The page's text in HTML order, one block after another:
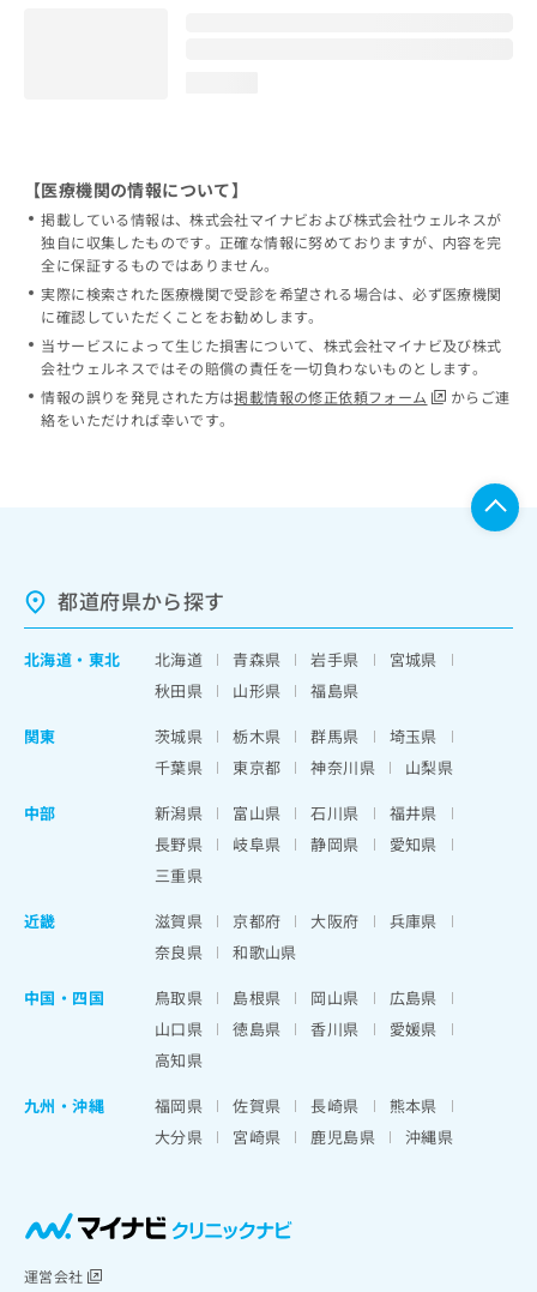
【医療機関の情報について】
掲載している情報は、株式会社マイナビおよび株式会社ウェルネスが
独自に収集したものです。正確な情報に努めておりますが、内容を完
全に保証するものではありません。
実際に検索された医療機関で受診を希望される場合は、必ず医療機関
に確認していただくことをお勧めします。
当サービスによって生じた損害について、株式会社マイナビ及び株式
会社ウェルネスではその賠償の責任を一切負わないものとします。
情報の誤りを発見された方は掲載情報の修正依頼フォーム
からご連
絡をいただければ幸いです。
都道府県から探す
北海道 ・ 東北 北海道 青森県 岩手県
宮城県
秋田県
山形県
福島県
関東
茨城県 栃木県 群馬県
埼玉県
千葉県
東京都 神奈川県
山梨県
中部
新潟県 富山県 石川県
福井県
長野県
岐阜県 静岡県
愛知県
三重県
近畿
滋賀県 京都府 大阪府
兵庫県
奈良県
和歌山県
中国・四国
鳥取県 島根県 岡山県
広島県
山口県
徳島県 香川県
愛媛県
高知県
九州・沖縄
福岡県 佐賀県 長崎県
熊本県
大分県
宮崎県 鹿児島県 沖縄県
運営会社